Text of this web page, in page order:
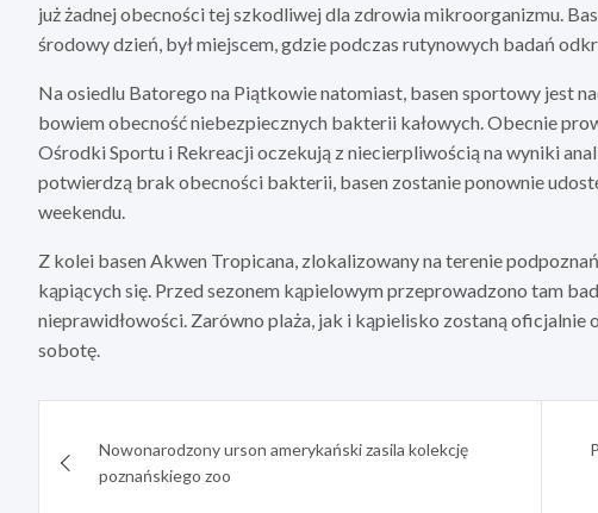
już żadnej obecności tej szkodliwej dla zdrowia mikroorganizmu.
środowy dzień, był miejscem, gdzie podczas rutynowych badań
Na osiedlu Batorego na Piątkowie natomiast, basen sportowy jest
bowiem obecność niebezpiecznych bakterii kałowych. Obecnie
Ośrodki Sportu i Rekreacji oczekują z niecierpliwością na wyniki
potwierdzą brak obecności bakterii, basen zostanie ponownie
weekendu.
Z kolei basen Akwen Tropicana, zlokalizowany na terenie
kąpiących się. Przed sezonem kąpielowym przeprowadzono tam
nieprawidłowości. Zarówno plaża, jak i kąpielisko zostaną
sobotę.
wpisuNowonarodzony urson amerykański zasila kolekcję
poznańskiego zoo